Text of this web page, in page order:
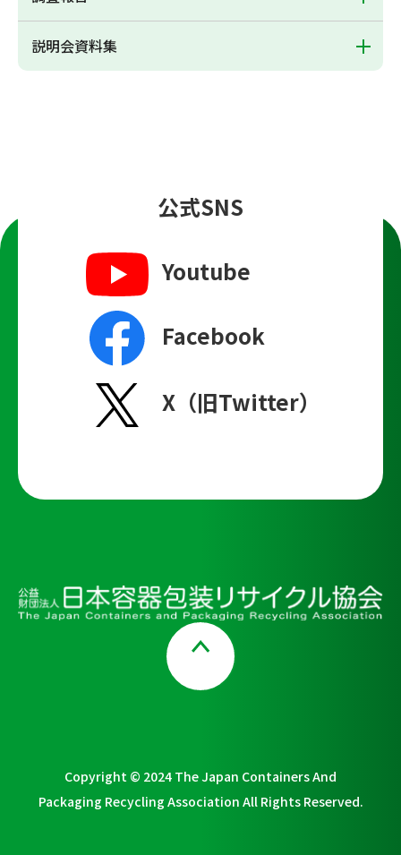
説明会資料集
公式SNS
Youtube
Facebook
X（旧Twitter）
Copyright © 2024 The Japan Containers And
Packaging Recycling Association All Rights Reserved.